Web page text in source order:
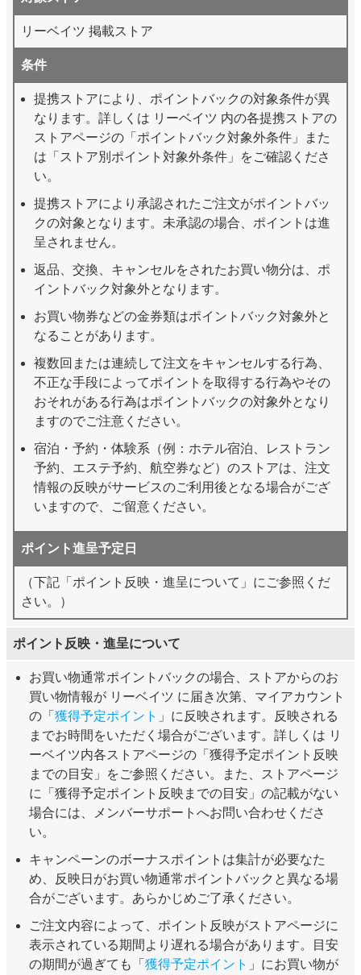
リーベイツ 掲載ストア
条件
提携ストアにより、ポイントバックの対象条件が異
なります。詳しくは リーベイツ 内の各提携ストアの
ストアページの「ポイントバック対象外条件」また
は「ストア別ポイント対象外条件」をご確認くださ
い。
提携ストアにより承認されたご注文がポイントバッ
クの対象となります。未承認の場合、ポイントは進
呈されません。
返品、交換、キャンセルをされたお買い物分は、ポ
イントバック対象外となります。
お買い物券などの金券類はポイントバック対象外と
なることがあります。
複数回または連続して注文をキャンセルする行為、
不正な手段によってポイントを取得する行為やその
おそれがある行為はポイントバックの対象外となり
ますのでご注意ください。
宿泊・予約・体験系（例：ホテル宿泊、レストラン
予約、エステ予約、航空券など）のストアは、注文
情報の反映がサービスのご利用後となる場合がござ
いますので、ご留意ください。
ポイント進呈予定日
（下記「ポイント反映・進呈について」にご参照くだ
さい。）
ポイント反映・進呈について
お買い物通常ポイントバックの場合、ストアからのお
買い物情報が リーベイツ に届き次第、マイアカウント
の「 獲得予定ポイント 」に反映されます。反映される
までお時間をいただく場合がございます。詳しくは リ
ーベイツ内各ストアページの「獲得予定ポイント反映
までの目安」をご参照ください。また、ストアページ
に「獲得予定ポイント反映までの目安」の記載がない
場合には、メンバーサポートへお問い合わせくださ
い。
キャンペーンのボーナスポイントは集計が必要なた
め、反映日がお買い物通常ポイントバックと異なる場
合がございます。あらかじめご了承ください。
ご注文内容によって、ポイント反映がストアページに
表示されている期間より遅れる場合があります。目安
の期間が過ぎても「 獲得予定ポイント 」にお買い物が